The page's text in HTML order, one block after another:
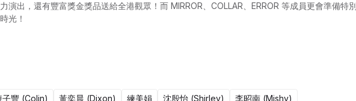
演出，還有豐富獎金獎品送給全港觀眾！而 MIRROR、COLLAR、ERROR 等成員更會準備特
光！
子豐 (Colin) 黃奕晨 (Dixon) 練美娟 沈殷怡 (Shirley) 李昭南 (Mishy)